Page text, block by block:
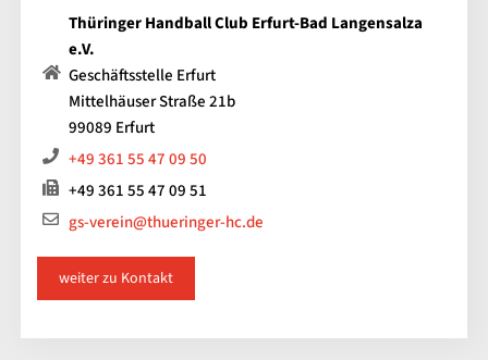
Thüringer Handball Club Erfurt-Bad Langensalza
e.V.
Geschäftsstelle Erfurt
Mittelhäuser Straße 21b
99089 Erfurt
+49 361 55 47 09 50
+49 361 55 47 09 51
gs-verein@thueringer-hc.de
weiter zu Kontakt